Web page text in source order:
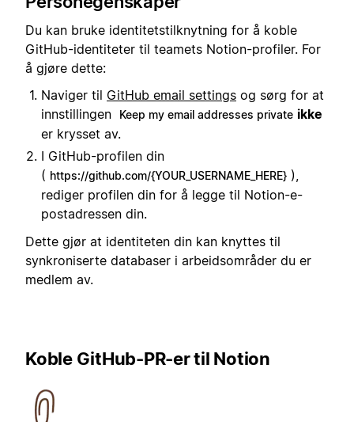
Du kan bruke identitetstilknytning for å koble
GitHub-identiteter til teamets Notion-profiler. For
å gjøre dette:
Naviger til GitHub email settings og sørg for at
innstillingen
Keep my email addresses private ikke
er krysset av.
I GitHub-profilen din
( https://github.com/{YOUR_USERNAME_HERE} ),
rediger profilen din for å legge til Notion-e-
postadressen din.
Dette gjør at identiteten din kan knyttes til
synkroniserte databaser i arbeidsområder du er
medlem av.
Koble GitHub-PR-er til Notion